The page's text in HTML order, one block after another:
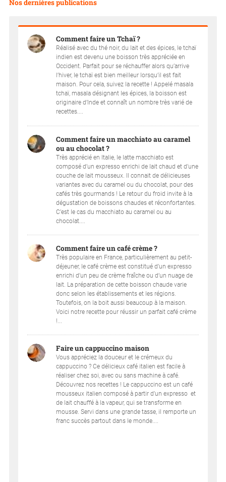
Nos dernières publications
Comment faire un Tchaï ?
Réalisé avec du thé noir, du lait et des épices, le tchaï
indien est devenu une boisson très appréciée en
Occident. Parfait pour se réchauffer alors qu’arrive
l’hiver, le tchaï est bien meilleur lorsqu’il est fait
maison. Pour cela, suivez la recette ! Appelé masala
tchaï, masala désignant les épices, la boisson est
originaire d’Inde et connaît un nombre très varié de
recettes....
Comment faire un macchiato au caramel
ou au chocolat ?
Très apprécié en Italie, le latte macchiato est
composé d’un expresso enrichi de lait chaud et d’une
couche de lait mousseux. Il connait de délicieuses
variantes avec du caramel ou du chocolat, pour des
cafés très gourmands ! Le retour du froid invite à la
dégustation de boissons chaudes et réconfortantes.
C’est le cas du macchiato au caramel ou au
chocolat....
Comment faire un café crème ?
Très populaire en France, particulièrement au petit-
déjeuner, le café crème est constitué d’un expresso
enrichi d’un peu de crème fraîche ou d’un nuage de
lait. La préparation de cette boisson chaude varie
donc selon les établissements et les régions.
Toutefois, on la boit aussi beaucoup à la maison.
Voici notre recette pour réussir un parfait café crème
!...
Faire un cappuccino maison
Vous appréciez la douceur et le crémeux du
cappuccino ? Ce délicieux café italien est facile à
réaliser chez soi, avec ou sans machine à café.
Découvrez nos recettes ! Le cappuccino est un café
mousseux italien composé à partir d’un expresso et
de lait chauffé à la vapeur, qui se transforme en
mousse. Servi dans une grande tasse, il remporte un
franc succès partout dans le monde....